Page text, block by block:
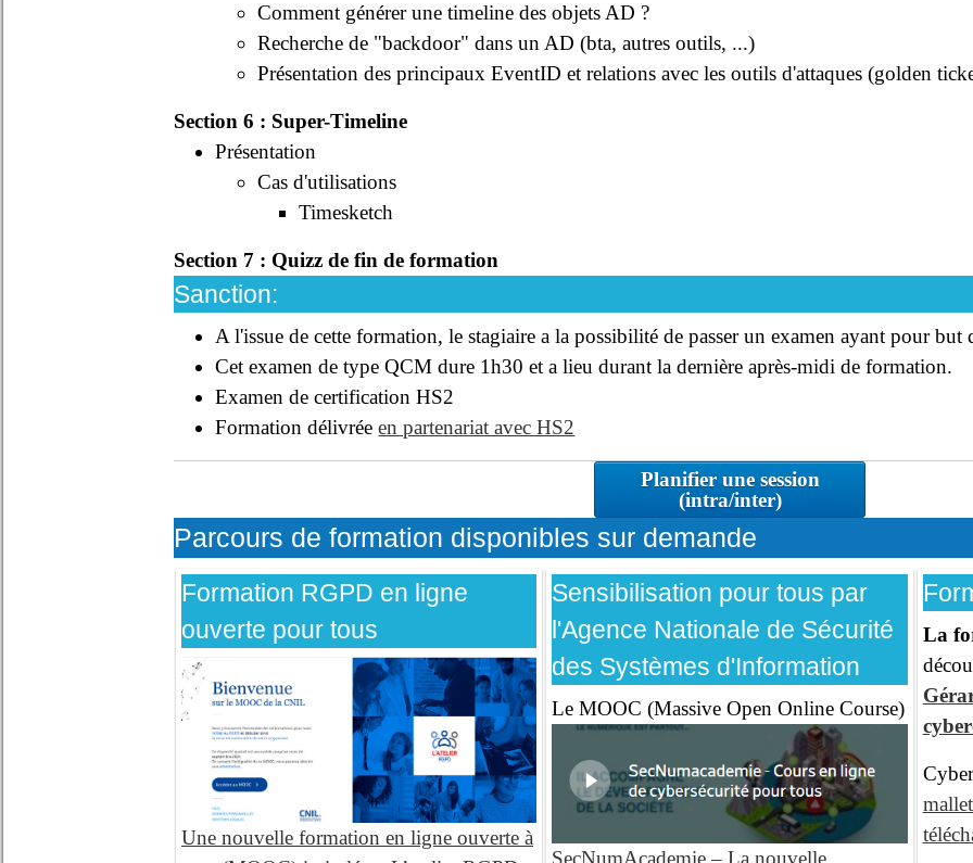
Comment générer une timeline des objets AD ?
Recherche de "backdoor" dans un AD (bta, autres outils, ...)
Présentation des principaux EventID et relations avec les outils d'attaques (golden
Section 6 : Super-Timeline
Présentation
Cas d'utilisations
Timesketch
Section 7 : Quizz de fin de formation
Sanction:
A l'issue de cette formation, le stagiaire a la possibilité de passer un examen ayant pour but
Cet examen de type QCM dure 1h30 et a lieu durant la dernière après-midi de formation.
Examen de certification HS2
Formation délivréeen partenariat avec HS2
Planifier une session
(intra/inter)
Parcours de formation disponibles sur demande
Formation RGPD en ligne
ouverte pour tous
Une nouvelle formation en ligne ouverte à
Sensibilisation pour tous par
l'Agence Nationale de Sécurité
des Systèmes d'Information
Le MOOC (Massive Open Online Course)
SecNumAcademie – La nouvelle
La